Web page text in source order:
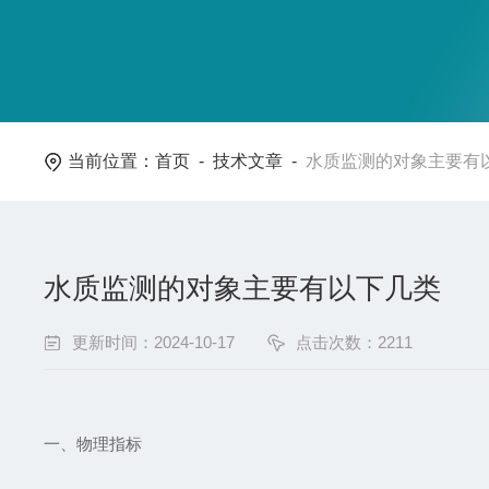
当前位置：首页 -技术文章 - 水质监测的对象主要有
水质监测的对象主要有以下几类
更新时间：2024-10-17 点击次数：2211
一、物理指标